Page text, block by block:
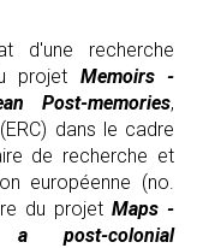
d'une recherche
projet Memoirs -
Post-memories,
dans le cadre
de recherche et
européenne (no.
du projet Maps -
a post-colonial